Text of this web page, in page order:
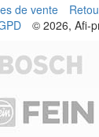
de vente
© 2026, Afi-